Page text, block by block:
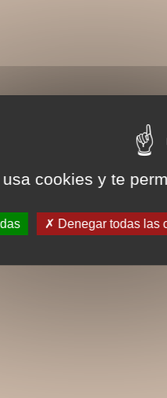
cookies y te
Denegar todas las